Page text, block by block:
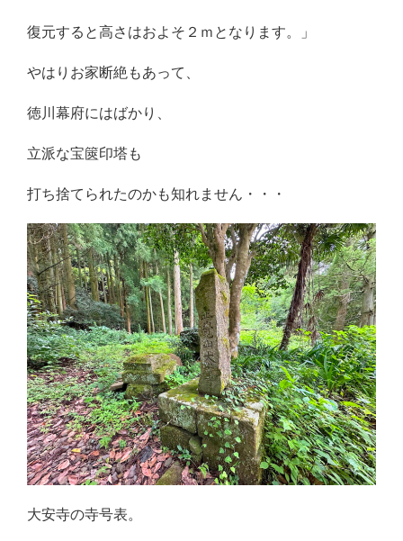
復元すると高さはおよそ２ｍとなります。」
やはりお家断絶もあって、
徳川幕府にはばかり、
立派な宝篋印塔も
打ち捨てられたのかも知れません・・・
大安寺の寺号表。